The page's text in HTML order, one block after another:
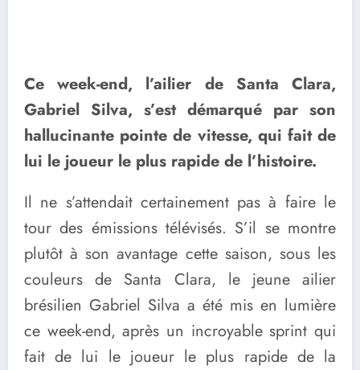
Ce week-end, l’ailier de Santa Clara,
Gabriel Silva, s’est démarqué par son
hallucinante pointe de vitesse, qui fait de
lui le joueur le plus rapide de l’histoire.
Il ne s’attendait certainement pas à faire le
tour des émissions télévisés. S’il se montre
plutôt à son avantage cette saison, sous les
couleurs de Santa Clara, le jeune ailier
brésilien Gabriel Silva a été mis en lumière
ce week-end, après un incroyable sprint qui
fait de lui le joueur le plus rapide de la